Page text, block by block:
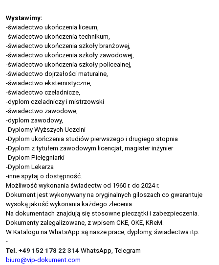
Wystawimy:
-świadectwo ukończenia liceum,
-świadectwo ukończenia technikum,
-świadectwo ukończenia szkoły branżowej,
-świadectwo ukończenia szkoły zawodowej,
-świadectwo ukończenia szkoły policealnej,
-świadectwo dojrzałości maturalne,
-świadectwo eksternistyczne,
-świadectwo czeladnicze,
-dyplom czeladniczy i mistrzowski
-świadectwo zawodowe,
-dyplom zawodowy,
-Dyplomy Wyższych Uczelni
-Dyplom ukończenia studiów pierwszego i drugiego stopnia
-Dyplom z tytułem zawodowym licencjat, magister inżynier
-Dyplom Pielęgniarki
-Dyplom Lekarza
-inne spytaj o dostępność.
Możliwość wykonania świadectw od 1960 r. do 2024 r.
Dokument jest wykonywany na oryginalnych giloszach co gwarantuje
wysoką jakość wykonania każdego zlecenia.
Na dokumentach znajdują się stosowne pieczątki i zabezpieczenia.
Dokumenty zalegalizowane, z wpisem CKE, OKE, KReM.
W Katalogu na WhatsApp są nasze prace, dyplomy, świadectwa itp.
-
Tel. +49 152 178 22 314 WhatsApp, Telegram
biuro@vip-dokument.com